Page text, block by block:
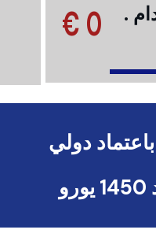
0 €
.
دولي